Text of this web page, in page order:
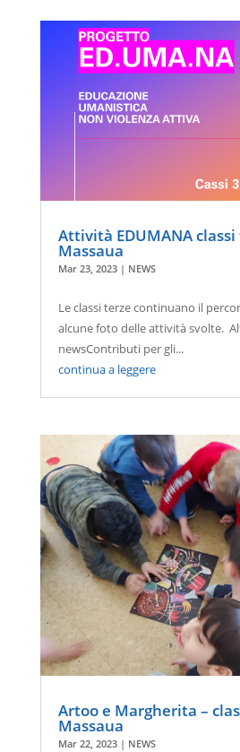
Attività EDUMANA classi
Massaua
Mar 23, 2023| NEWS
Le classi terze continuano il
alcune foto delle attività svolte.
newsContributi per gli...
continua a leggere
Artoo e Margherita –
Massaua
Mar 22, 2023| NEWS